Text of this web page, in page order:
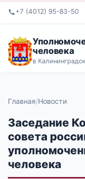
+7 (4012) 95-83-50
человека
в
Главная Новости
Заседание
совета
человека